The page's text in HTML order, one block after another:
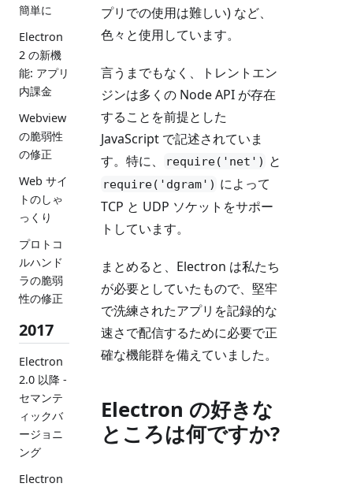
簡単に
Electron
2 の新機
能: アプリ
内課金
Webview
の脆弱性
の修正
Web サイ
トのしゃ
っくり
プロトコ
ルハンド
ラの脆弱
性の修正
2017
Electron
2.0 以降 -
セマンテ
ィックバ
ージョニ
ング
Electron
プリでの使用は難しい) など、
色々と使用しています。
言うまでもなく、トレントエン
ジンは多くの Node API が存在
することを前提とした
JavaScript で記述されていま
す。特に、
require('net') と
require('dgram') によって
TCP と UDP ソケットをサポー
トしています。
まとめると、Electron は私たち
が必要としていたもので、堅牢
で洗練されたアプリを記録的な
速さで配信するために必要で正
確な機能群を備えていました。
Electron の好きな
ところは何ですか?